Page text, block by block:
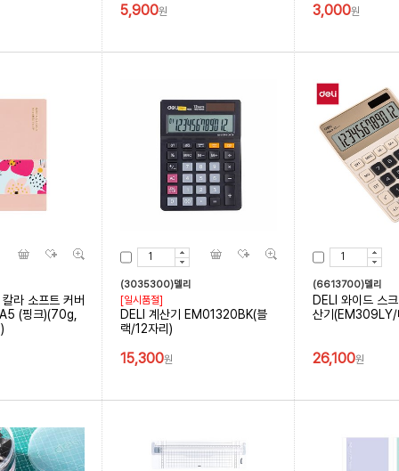
5,900원 3,000원
라 소프트 커버
(핑크)(70g,
(3035300)델리
[일시품절]
DELI 계산기 EM01320BK(블
랙/12자리)
15,300원
(6613700)델리
DELI 와이드 스
산기(EM309LY/
26,100원